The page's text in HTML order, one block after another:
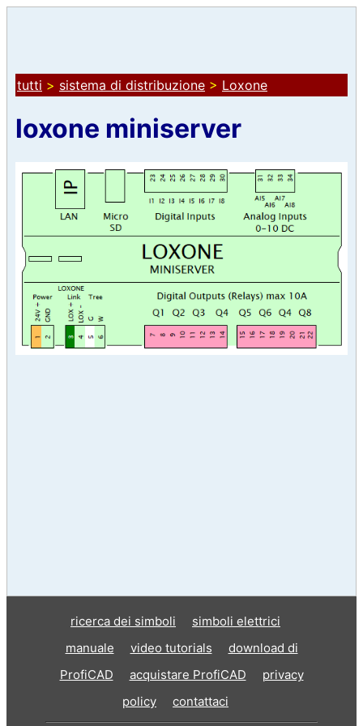
tutti > sistema di distribuzione > Loxone
loxone miniserver
ricerca dei simboli
simboli elettrici
manuale
video tutorials
download di
ProfiCAD
acquistare ProfiCAD
privacy
policy
contattaci